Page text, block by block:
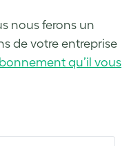
nous ferons un
de votre entreprise
qu’il vous